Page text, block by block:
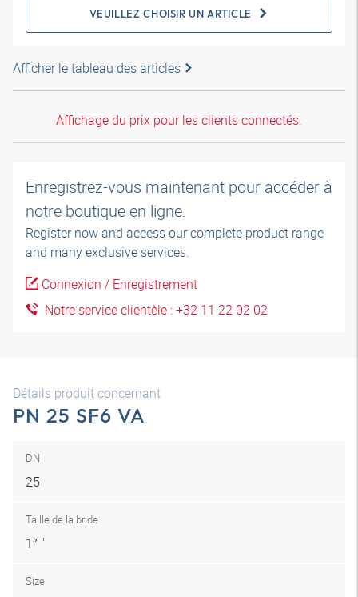
VEUILLEZ CHOISIR UN ARTICLE
Afficher le tableau des articles
Affichage du prix pour les clients connectés.
Enregistrez-vous maintenant pour accéder à
notre boutique en ligne.
Register now and access our complete product range
and many exclusive services.
Connexion / Enregistrement
Notre service clientèle : +32 11 22 02 02
Détails produit concernant
PN 25 SF6 VA
DN
25
Taille de la bride
1″ "
Size